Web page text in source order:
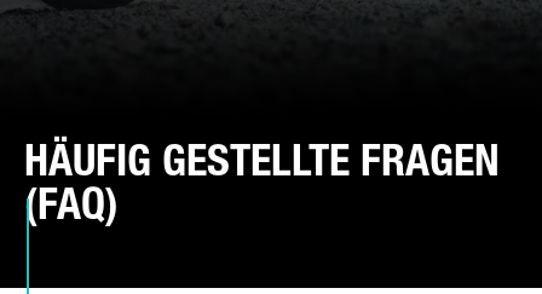
HÄUFIG GESTELLTE FRAGEN
(FAQ)ART DER ANFRAGE*